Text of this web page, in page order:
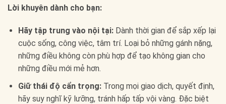
Lời khuyên dành cho bạn:
Hãy tập trung vào nội tại:Dành thời gian để sắp xếp lại
cuộc sống, công việc, tâm trí. Loại bỏ những gánh nặng,
những điều không còn phù hợp để tạo không gian cho
những điều mới mẻ hơn.
Giữ thái độ cẩn trọng:Trong mọi giao dịch, quyết định,
hãy suy nghĩ kỹ lưỡng, tránh hấp tấp vội vàng. Đặc biệt